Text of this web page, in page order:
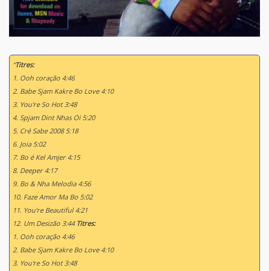
“Titres:
1. Ooh coração 4:46
2. Babe Sjam Kakre Bo Love 4:10
3. You're So Hot 3:48
4. Spjam Dint Nhas Oi 5:20
5. Cré Sabe 2008 5:18
6. Joia 5:02
7. Bo é Kel Amjer 4:15
8. Deeper 4:17
9. Bo & Nha Melodia 4:56
10. Faze Amor Ma Bo 5:02
11. You're Beautiful 4:21
12. Um Desizão 3:44 Titres:
1. Ooh coração 4:46
2. Babe Sjam Kakre Bo Love 4:10
3. You're So Hot 3:48